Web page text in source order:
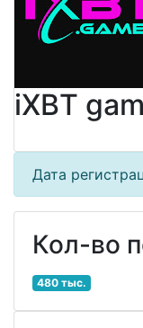
iXBT
Дата
Кол-во
480 тыс.